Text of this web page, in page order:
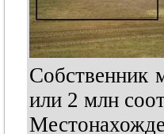
Собственник
или 2 млн